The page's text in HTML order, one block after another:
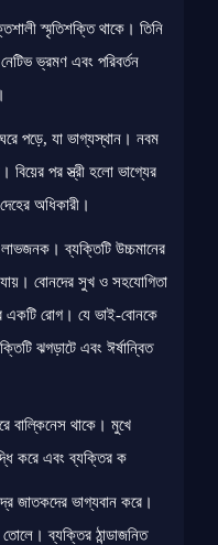
স্মৃতিশক্তি থাকে। তিনি
ভ্রমণ এবং পরিবর্তন
ঘরে পড়ে, যা ভাগ্যস্থান। নবম
বিয়ের পর স্ত্রী হলো ভাগ্যের
অধিকারী।
ব্যক্তিটি উচ্চমানের
বোনদের সুখ ও সহযোগিতা
একটি রোগ। যে ভাই-বোনকে
ঝগড়াটে এবং ঈর্ষান্বিত
বাল্কিনেস থাকে। মুখে
করে এবং ব্যক্তির ক
জাতকদের ভাগ্যবান করে।
ব্যক্তির ঠান্ডাজনিত